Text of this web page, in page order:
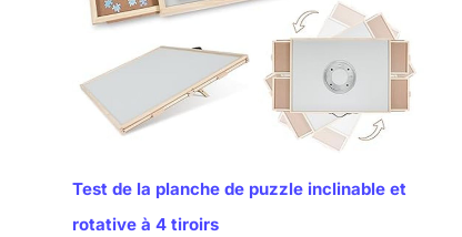
Test de la planche de puzzle inclinable et
rotative à 4 tiroirs